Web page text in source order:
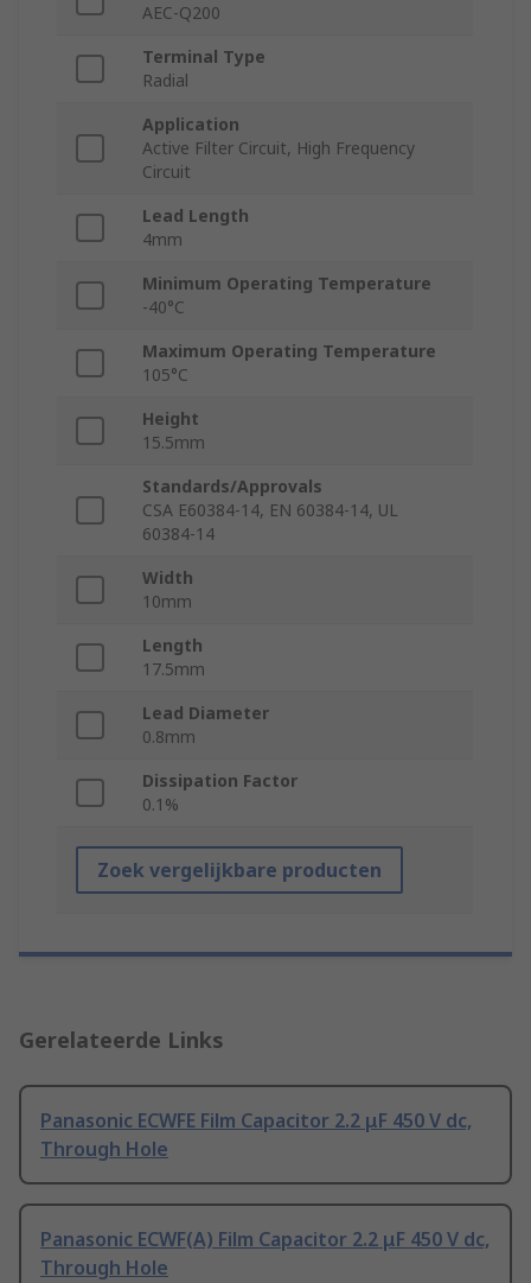
AEC-Q200
Terminal Type
Radial
Application
Active Filter Circuit, High Frequency
Circuit
Lead Length
4mm
Minimum Operating Temperature
-40°C
Maximum Operating Temperature
105°C
Height
15.5mm
Standards/Approvals
CSA E60384-14, EN 60384-14, UL
60384-14
Width
10mm
Length
17.5mm
Lead Diameter
0.8mm
Dissipation Factor
0.1%
Zoek vergelijkbare producten
Gerelateerde Links
Panasonic ECWFE Film Capacitor 2.2 μF 450 V dc,
Through Hole
Panasonic ECWF(A) Film Capacitor 2.2 μF 450 V dc,
Through Hole